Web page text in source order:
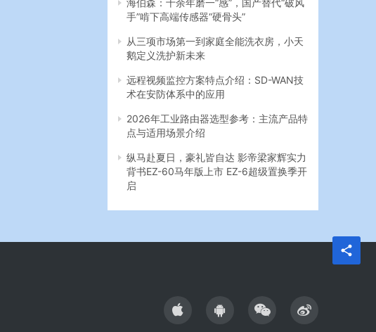
海伯森：十余年磨一“感”，国产替代“破风
手”啃下高端传感器“硬骨头”
从三项市场第一到家庭全能洗衣房，小天
鹅定义洗护新未来
远程视频监控方案特点介绍：SD-WAN技
术在安防体系中的应用
2026年工业路由器选型参考：主流产品特
点与适用场景介绍
纵马赴夏日，豪礼皆自达 影帝梁家辉实力
背书EZ-60马年版上市 EZ-6超级置换季开
启